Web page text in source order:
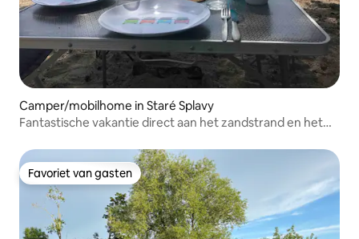
Camper/mobilhome in Staré Splavy
Fantastische vakantie direct aan het zandstrand en het
Favoriet van gasten
Favoriet van gasten